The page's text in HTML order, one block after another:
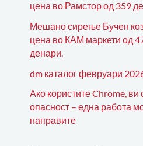
цена во Рамстор од 359
Мешано сирење Бучен
цена во КАМ маркети од
денари.
dm каталог февруари
Ако користите Chrome, ви
опасност – една работа
направите